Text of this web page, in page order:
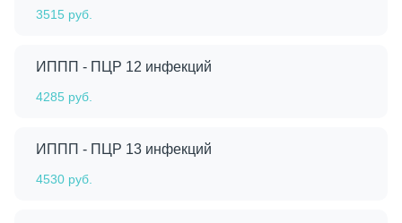
3515 руб.
ИППП - ПЦР 12 инфекций
4285 руб.
ИППП - ПЦР 13 инфекций
4530 руб.